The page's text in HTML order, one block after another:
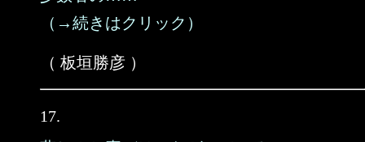
（→続きはクリック）
（ 板垣勝彦 ）
17.